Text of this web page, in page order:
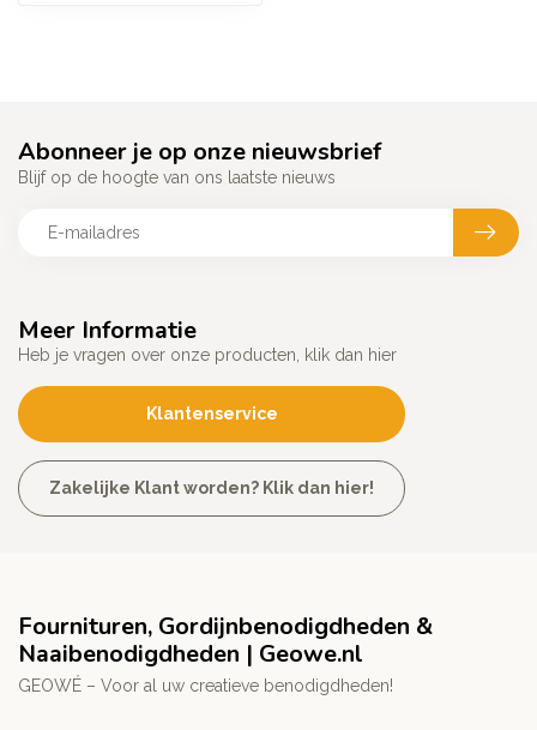
Meer Informatie
Heb je vragen over onze producten, klik dan hier
Klantenservice
Zakelijke Klant worden? Klik dan hier!
Abonneer je op onze nieuwsbrief
Blijf op de hoogte van ons laatste nieuws
Fournituren, Gordijnbenodigdheden &
Naaibenodigdheden | Geowe.nl
GEOWÉ – Voor al uw creatieve benodigdheden!